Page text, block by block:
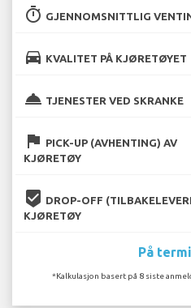
timer GJENNOMSNITTLIG
directions_car KVALITET PÅ KJØRETØYET
room_service TJENESTER VED SKRANKE
flag PICK-UP (AVHENTING) AV
KJØRETØY
beenhere DROP-OFF
KJØRETØY
På
*Kalkulasjon basert på 8 siste